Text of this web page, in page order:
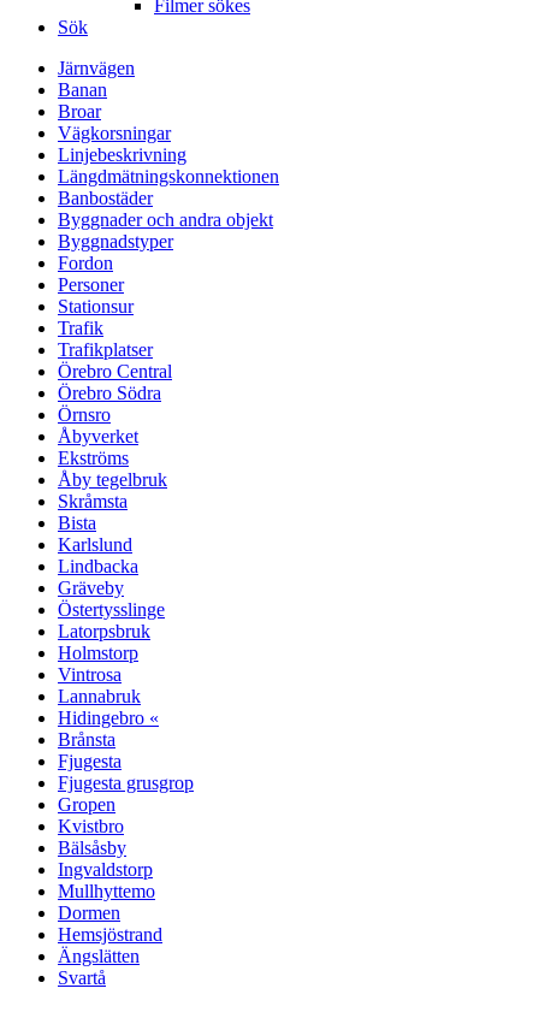
Filmer sökes
Sök
Järnvägen
Banan
Broar
Vägkorsningar
Linjebeskrivning
Längdmätningskonnektionen
Banbostäder
Byggnader och andra objekt
Byggnadstyper
Fordon
Personer
Stationsur
Trafik
Trafikplatser
Örebro Central
Örebro Södra
Örnsro
Åbyverket
Ekströms
Åby tegelbruk
Skråmsta
Bista
Karlslund
Lindbacka
Gräveby
Östertysslinge
Latorpsbruk
Holmstorp
Vintrosa
Lannabruk
Hidingebro «
Brånsta
Fjugesta
Fjugesta grusgrop
Gropen
Kvistbro
Bälsåsby
Ingvaldstorp
Mullhyttemo
Dormen
Hemsjöstrand
Ängslätten
Svartå